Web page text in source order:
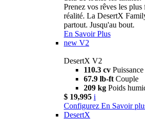
Prenez vos rêves les
réalité. La DesertX
partout. Jusqu'au bout.
En Savoir Plus
new V2
DesertX V2
110.3 cv Puissance
67.9 lb-ft Couple
209 kg Poids
$ 19,995 i
Configurez En Savoir
DesertX